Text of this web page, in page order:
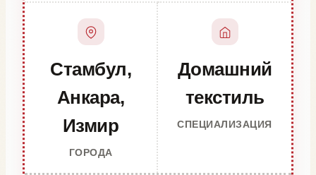
Стамбул,
Анкара,
Измир
ГОРОДА
Домашний
текстиль
СПЕЦИАЛИЗАЦИЯ